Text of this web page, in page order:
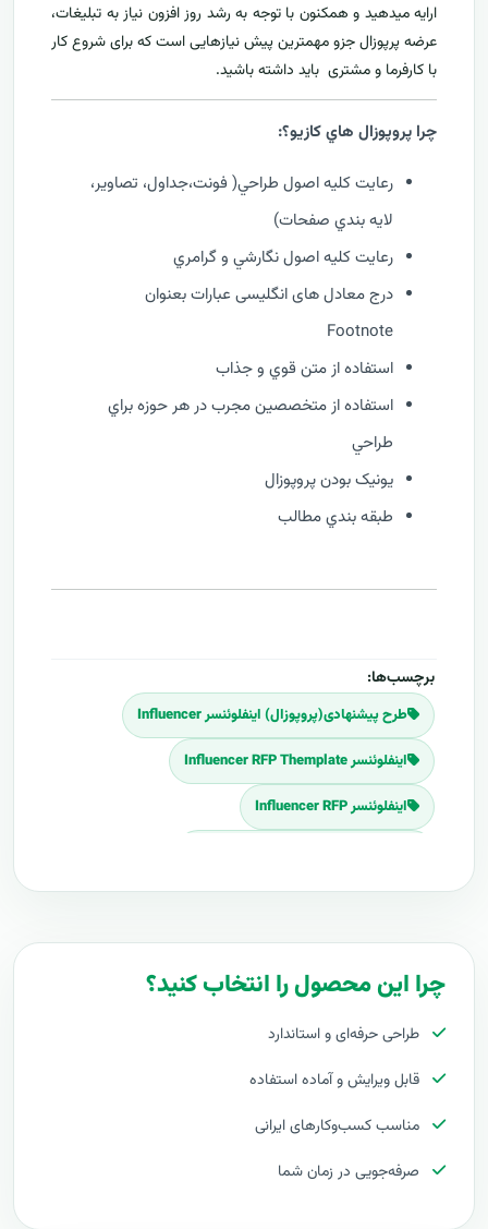
ارايه ميدهید و همکنون با توجه به رشد روز افزون نياز به تبليغات،
عرضه پرپوزال جزو مهمترين پیش نیازهایی است که برای شروع کار
با کارفرما و مشتری بايد داشته باشيد.
چرا پروپوزال هاي کازيو؟:
رعايت کليه اصول طراحي( فونت،جداول، تصاوير،
لايه بندي صفحات)
رعايت کليه اصول نگارشي و گرامري
درج معادل های انگلیسی عبارات بعنوان
Footnote
استفاده از متن قوي و جذاب
استفاده از متخصصين مجرب در هر حوزه براي
طراحي
يونيک بودن پروپوزال
طبقه بندي مطالب
برچسب‌ها:
طرح پیشنهادی(پروپوزال) اینفلوئنسر Influencer
اینفلوئنسر Influencer RFP Themplate
اینفلوئنسر Influencer RFP
برنامه پروپوزال اینفلوئنسر Influencer
پلان پروپوزال اینفلوئنسر Influencer
قیمت اجرای اینفلوئنسر Influencer
هزینه طراحی اینفلوئنسر Influencer
برآورد قیمت اینفلوئنسر Influencer
هزینه اجرای اینفلوئنسر Influencer
تعرفه های اینفلوئنسر Influencer
چرا این محصول را انتخاب کنید؟
طراحی حرفه‌ای و استاندارد
قابل ویرایش و آماده استفاده
مناسب کسب‌وکارهای ایرانی
صرفه‌جویی در زمان شما